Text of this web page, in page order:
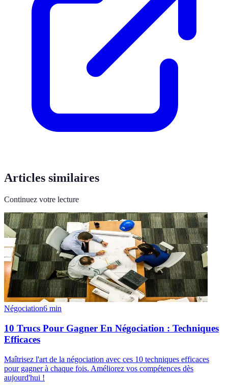
Articles similaires
Continuez votre lecture
Négociation6 min
10 Trucs Pour Gagner En Négociation : Techniques
Efficaces
Maîtrisez l'art de la négociation avec ces 10 techniques efficaces
pour gagner à chaque fois. Améliorez vos compétences dès
aujourd'hui !